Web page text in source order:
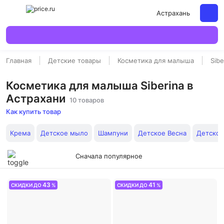
Астрахань
Главная Детские товары Косметика для малыша
Косметика для малыша Siberina в
Астрахани 10 товаров
Как купить товар
Крема Детское мыло Шампуни Детское Весна
Сначала популярное
СКИДКИ ДО43 % СКИДКИ ДО41 %